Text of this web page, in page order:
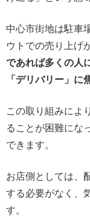
中心市街地は駐車
ウトでの売り上げ
であれば多くの人
「デリバリー」に
この取り組みによ
ることが困難にな
できます。
お店側としては、
する必要がなく、
す。